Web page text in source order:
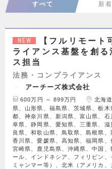
すべて 新
NEW
【フルリモー
ライアンス基盤を創
ス担当
法務・コンプライアンス
アーチーズ株式会社
600万円 ～ 899万円
北海
県、山形県、福島県、茨城県、栃
都、神奈川県、新潟県、富山県、
阜県、静岡県、愛知県、三重県、
良県、和歌山県、鳥取県、島根県
香川県、愛媛県、高知県、福岡県、
宮崎県、鹿児島県、沖縄県、中国
ール、インドネシア、フィリピン
ミャンマー等）、北米（アメリカ